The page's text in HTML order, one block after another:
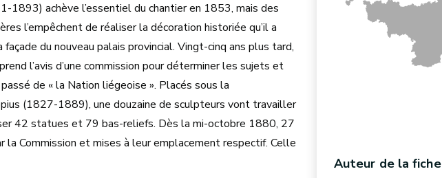
1893) achève l’essentiel du chantier en 1853, mais des
l’empêchent de réaliser la décoration historiée qu’il a
façade du nouveau palais provincial. Vingt-cinq ans plus tard,
l’avis d’une commission pour déterminer les sujets et
de « la Nation liégeoise ». Placés sous la
(1827-1889), une douzaine de sculpteurs vont travailler
42 statues et 79 bas-reliefs. Dès la mi-octobre 1880, 27
Commission et mises à leur emplacement respectif. Celle
Auteur de la fiche